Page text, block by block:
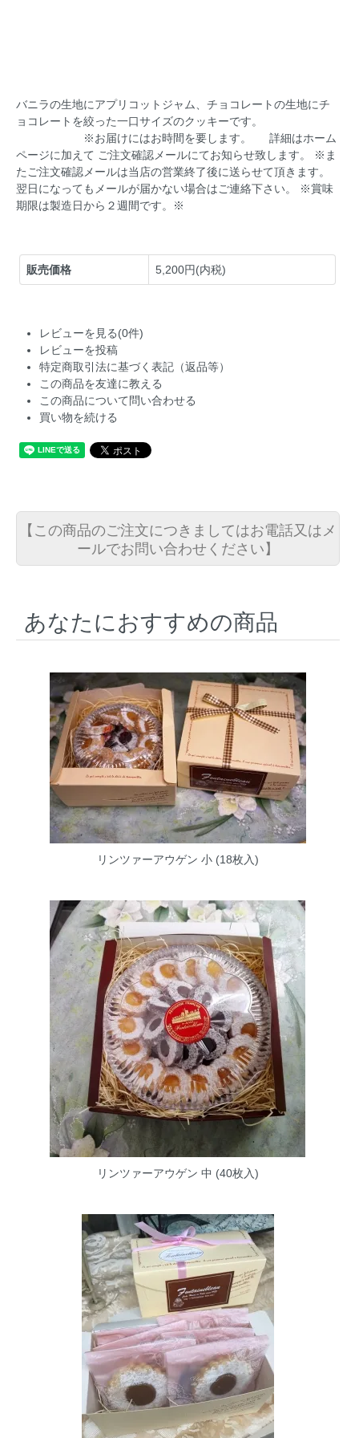
バニラの生地にアプリコットジャム、チョコレートの生地にチ
ョコレートを絞った一口サイズのクッキーです。
※お届けにはお時間を要します。 詳細はホーム
ページに加えて ご注文確認メールにてお知らせ致します。 ※ま
たご注文確認メールは当店の営業終了後に送らせて頂きます。
翌日になってもメールが届かない場合はご連絡下さい。 ※賞味
期限は製造日から２週間です。※
販売価格 5,200円(内税)
レビューを見る(0件)
レビューを投稿
特定商取引法に基づく表記（返品等）
この商品を友達に教える
この商品について問い合わせる
買い物を続ける
【この商品のご注文につきましてはお電話又はメ
ールでお問い合わせください】
あなたにおすすめの商品
リンツァーアウゲン 小 (18枚入)
リンツァーアウゲン 中 (40枚入)